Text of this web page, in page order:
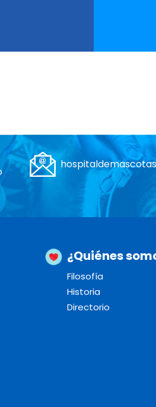
¿Quiénes
Filosofía
Historia
Directorio